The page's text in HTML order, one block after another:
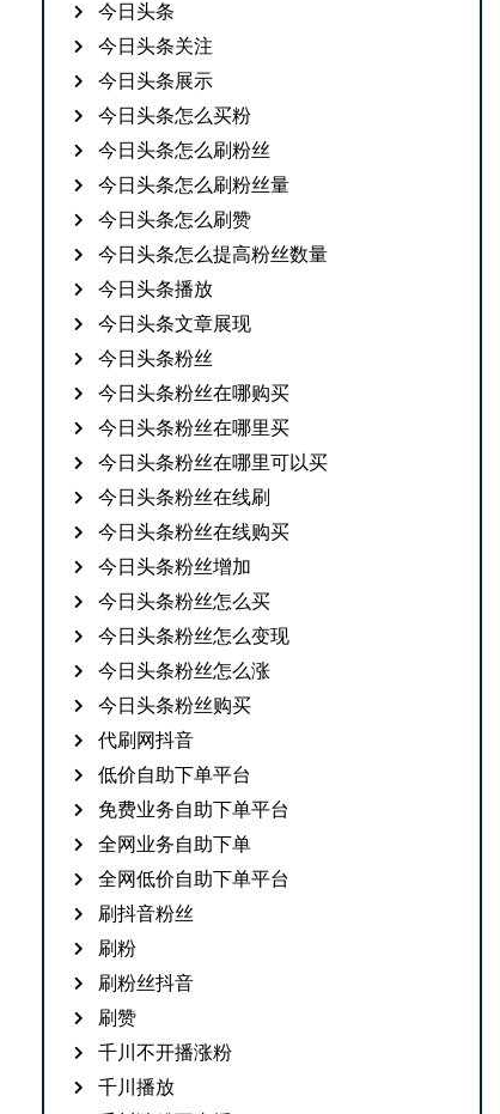
今日头条
今日头条关注
今日头条展示
今日头条怎么买粉
今日头条怎么刷粉丝
今日头条怎么刷粉丝量
今日头条怎么刷赞
今日头条怎么提高粉丝数量
今日头条播放
今日头条文章展现
今日头条粉丝
今日头条粉丝在哪购买
今日头条粉丝在哪里买
今日头条粉丝在哪里可以买
今日头条粉丝在线刷
今日头条粉丝在线购买
今日头条粉丝增加
今日头条粉丝怎么买
今日头条粉丝怎么变现
今日头条粉丝怎么涨
今日头条粉丝购买
代刷网抖音
低价自助下单平台
免费业务自助下单平台
全网业务自助下单
全网低价自助下单平台
刷抖音粉丝
刷粉
刷粉丝抖音
刷赞
千川不开播涨粉
千川播放